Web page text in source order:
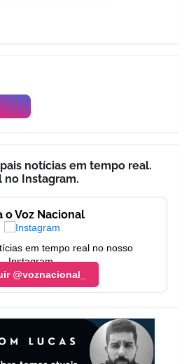
notícias em tempo real.
no Instagram.
o Voz Nacional
em tempo real no nosso
Instagram.
@voznacional_